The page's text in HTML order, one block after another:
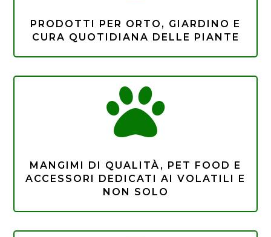
PRODOTTI PER ORTO, GIARDINO E
CURA QUOTIDIANA DELLE PIANTE

MANGIMI DI QUALITÀ, PET FOOD E
ACCESSORI DEDICATI AI VOLATILI E
NON SOLO